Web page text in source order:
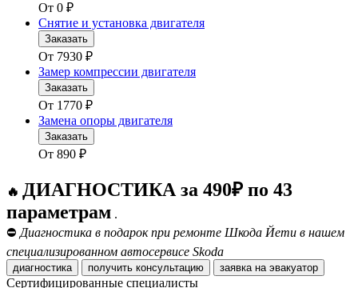
От 0 ₽
Снятие и установка двигателя
Заказать
От 7930 ₽
Замер компрессии двигателя
Заказать
От 1770 ₽
Замена опоры двигателя
Заказать
От 890 ₽
🔥 ДИАГНОСТИКА за 490₽ по 43
параметрам .
⛔ Диагностика в подарок при ремонте Шкода Йети в нашем
специализированном автосервисе Skoda
диагностика получить консультацию заявка на эвакуатор
Сертифицированные специалисты